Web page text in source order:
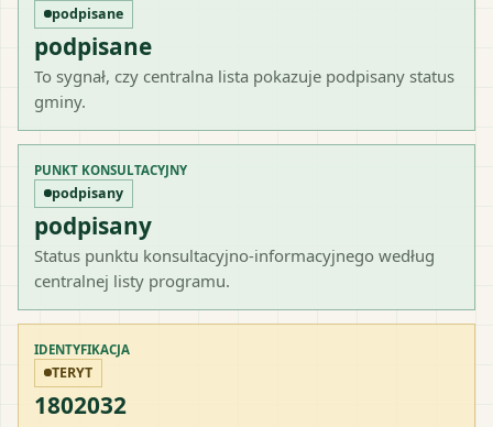
podpisane
podpisane
To sygnał, czy centralna lista pokazuje podpisany status
gminy.
PUNKT KONSULTACYJNY
podpisany
podpisany
Status punktu konsultacyjno-informacyjnego według
centralnej listy programu.
IDENTYFIKACJA
TERYT
1802032